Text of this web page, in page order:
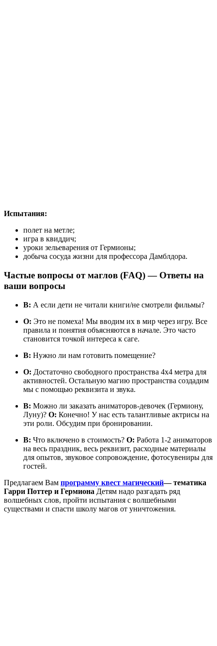
Испытания:
полет на метле;
игра в квиддич;
уроки зельеварения от Гермионы;
добыча сосуда жизни для профессора Дамблдора.
Частые вопросы от маглов (FAQ) — Ответы на
ваши вопросы
В: А если дети не читали книги/не смотрели фильмы?
О: Это не помеха! Мы вводим их в мир через игру. Все
правила и понятия объясняются в начале. Это часто
становится точкой интереса к саге.
В: Нужно ли нам готовить помещение?
О: Достаточно свободного пространства 4х4 метра для
активностей. Остальную магию пространства создадим
мы с помощью реквизита и звука.
В: Можно ли заказать аниматоров-девочек (Гермиону,
Луну)? О: Конечно! У нас есть талантливые актрисы на
эти роли. Обсудим при бронировании.
В: Что включено в стоимость? О: Работа 1-2 аниматоров
на весь праздник, весь реквизит, расходные материалы
для опытов, звуковое сопровождение, фотосувениры для
гостей.
Предлагаем Вам программу квест магический— тематика
Гарри Поттер и Гермиона Детям надо разгадать ряд
волшебных слов, пройти испытания с волшебными
существами и спасти школу магов от уничтожения.